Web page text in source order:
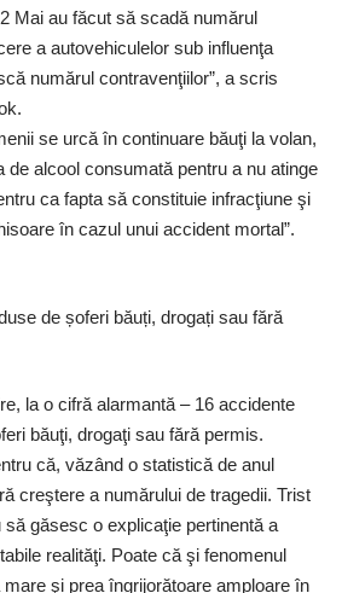
Mai au făcut să scadă numărul
a autovehiculelor sub influenţa
numărul contravenţiilor”, a scris
se urcă în continuare băuţi la volan,
de alcool consumată pentru a nu atinge
ca fapta să constituie infracţiune şi
în cazul unui accident mortal”.
de șoferi băuți, drogați sau fără
la o cifră alarmantă – 16 accidente
băuţi, drogaţi sau fără permis.
că, văzând o statistică de anul
creştere a numărului de tragedii. Trist
găsesc o explicaţie pertinentă a
realităţi. Poate că şi fenomenul
şi prea îngrijorătoare amploare în